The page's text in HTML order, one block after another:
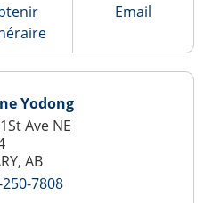
Email
Yodong
Ave NE
AB
7808